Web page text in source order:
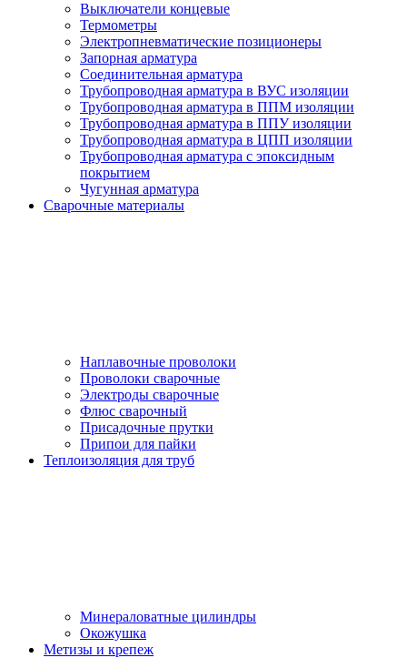
Выключатели концевые
Термометры
Электропневматические позиционеры
Запорная арматура
Соединительная арматура
Трубопроводная арматура в ВУС изоляции
Трубопроводная арматура в ППМ изоляции
Трубопроводная арматура в ППУ изоляции
Трубопроводная арматура в ЦПП изоляции
Трубопроводная арматура с эпоксидным
покрытием
Чугунная арматура
Сварочные материалы
Наплавочные проволоки
Проволоки сварочные
Электроды сварочные
Флюс сварочный
Присадочные прутки
Припои для пайки
Теплоизоляция для труб
Минераловатные цилиндры
Окожушка
Метизы и крепеж